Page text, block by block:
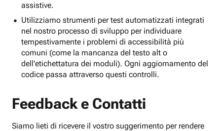
assistive.
Utilizziamo strumenti per test automatizzati integrati
nel nostro processo di sviluppo per individuare
tempestivamente i problemi di accessibilità più
comuni (come la mancanza del testo alt o
dell'etichettatura dei moduli). Ogni aggiornamento del
codice passa attraverso questi controlli.
Feedback e Contatti
Siamo lieti di ricevere il vostro suggerimento per rendere